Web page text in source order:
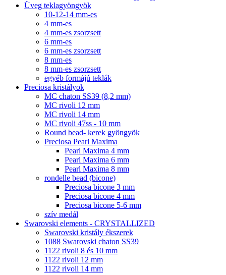
Üveg teklagyöngyök
10-12-14 mm-es
4 mm-es
4 mm-es zsorzsett
6 mm-es
6 mm-es zsorzsett
8 mm-es
8 mm-es zsorzsett
egyéb formájú teklák
Preciosa kristályok
MC chaton SS39 (8,2 mm)
MC rivoli 12 mm
MC rivoli 14 mm
MC rivoli 47ss - 10 mm
Round bead- kerek gyöngyök
Preciosa Pearl Maxima
Pearl Maxima 4 mm
Pearl Maxima 6 mm
Pearl Maxima 8 mm
rondelle bead (bicone)
Preciosa bicone 3 mm
Preciosa bicone 4 mm
Preciosa bicone 5-6 mm
szív medál
Swarovski elements - CRYSTALLIZED
Swarovski kristály ékszerek
1088 Swarovski chaton SS39
1122 rivoli 8 és 10 mm
1122 rivoli 12 mm
1122 rivoli 14 mm